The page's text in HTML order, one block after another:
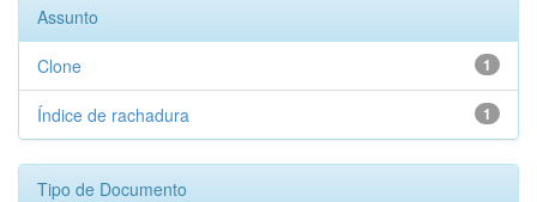
Assunto
1
Clone
1
Índice de rachadura
Tipo de Documento